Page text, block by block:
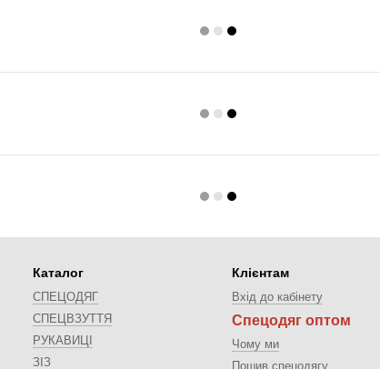
Каталог
СПЕЦОДЯГ
СПЕЦВЗУТТЯ
РУКАВИЦІ
ЗІЗ
Клієнтам
Вхід до кабінету
Спецодяг оптом
Чому ми
Пошив спецодягу